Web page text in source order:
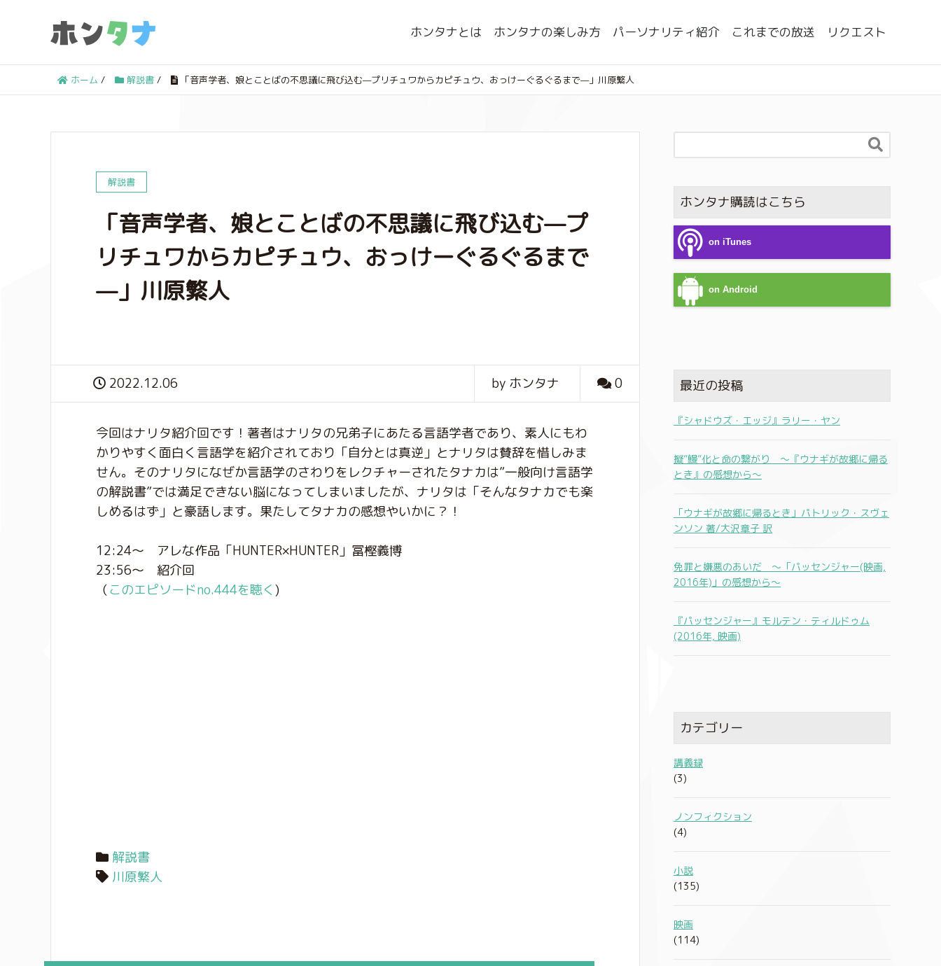
ホンタナとは ホンタナの楽しみ方 パーソナリティ紹介 これまでの放送 リクエスト
ホーム / 解説書 / 「音声学者、娘とことばの不思議に飛び込む—プリチュワからカピチュウ、おっけーぐるぐるまで—」川原繁人
解説書
「音声学者、娘とことばの不思議に飛び込む—プ
リチュワからカピチュウ、おっけーぐるぐるまで
—」川原繁人
2022.12.06 by ホンタナ 0
今回はナリタ紹介回です！著者はナリタの兄弟子にあたる言語学者であり、素人にもわ
かりやすく面白く言語学を紹介されており「自分とは真逆」とナリタは賛辞を惜しみま
せん。そのナリタになぜか言語学のさわりをレクチャーされたタナカは”一般向け言語学
の解説書”では満足できない脳になってしまいましたが、ナリタは「そんなタナカでも楽
しめるはず」と豪語します。果たしてタナカの感想やいかに？！
12:24〜 アレな作品「HUNTER×HUNTER」冨樫義博
23:56〜 紹介回
（このエピソードno.444を聴く )
解説書
川原繁人

ホンタナ購読はこちら
on iTunes
on Android
最近の投稿
『シャドウズ・エッジ』ラリー・ヤン
擬”鰻”化と命の繋がり 〜『ウナギが故郷に帰る
とき』の感想から〜
「ウナギが故郷に帰るとき」パトリック・スヴェ
ンソン 著/大沢章子 訳
免罪と嫌悪のあいだ 〜「パッセンジャー(映画,
2016年)」の感想から〜
『パッセンジャー』モルテン・ティルドゥム
(2016年, 映画)
カテゴリー
講義録
(3)
ノンフィクション
(4)
小説
(135)
映画
(114)